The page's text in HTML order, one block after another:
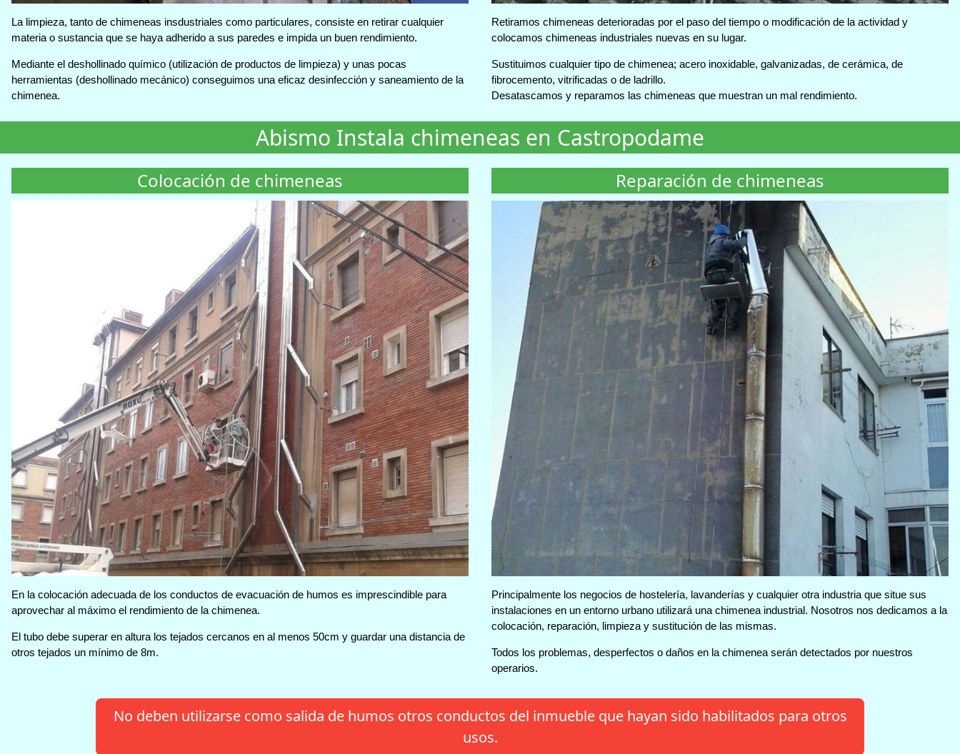
La limpieza, tanto de chimeneas insdustriales como particulares, consiste en retirar cualquier
materia o sustancia que se haya adherido a sus paredes e impida un buen rendimiento.
Mediante el deshollinado químico (utilización de productos de limpieza) y unas pocas
herramientas (deshollinado mecánico) conseguimos una eficaz desinfección y saneamiento de la
chimenea.
Retiramos chimeneas deterioradas por el paso del tiempo o modificación de la actividad y
colocamos chimeneas industriales nuevas en su lugar.
Sustituimos cualquier tipo de chimenea; acero inoxidable, galvanizadas, de cerámica, de
fibrocemento, vitrificadas o de ladrillo.
Desatascamos y reparamos las chimeneas que muestran un mal rendimiento.
Abismo Instala chimeneas en Castropodame
Colocación de chimeneas
En la colocación adecuada de los conductos de evacuación de humos es imprescindible para
aprovechar al máximo el rendimiento de la chimenea.
El tubo debe superar en altura los tejados cercanos en al menos 50cm y guardar una distancia de
otros tejados un mínimo de 8m.
Reparación de chimeneas
Principalmente los negocios de hostelería, lavanderías y cualquier otra industria que situe sus
instalaciones en un entorno urbano utilizará una chimenea industrial. Nosotros nos dedicamos a la
colocación, reparación, limpieza y sustitución de las mismas.
Todos los problemas, desperfectos o daños en la chimenea serán detectados por nuestros
operarios.
No deben utilizarse como salida de humos otros conductos del inmueble que hayan sido habilitados para otros
usos.